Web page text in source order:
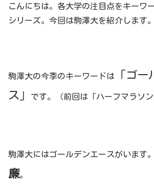
こんにちは。各大学の注目点をキーワ
シリーズ。今回は駒澤大を紹介します。
駒澤大の今季のキーワードは
「ゴ
ス」
です。（前回は「ハーフマラソン
駒澤大にはゴールデンエースがいます
廉。